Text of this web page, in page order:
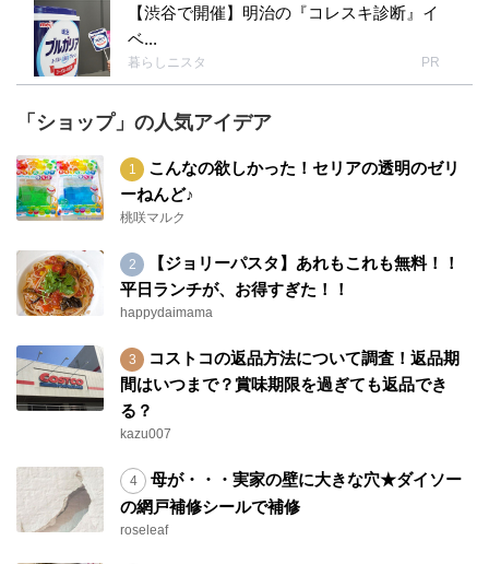
【渋谷で開催】明治の『コレスキ診断』イ
ベ...
暮らしニスタ PR
「ショップ」の人気アイデア
こんなの欲しかった！セリアの透明のゼリ
ーねんど♪
桃咲マルク
【ジョリーパスタ】あれもこれも無料！！
平日ランチが、お得すぎた！！
happydaimama
コストコの返品方法について調査！返品期
間はいつまで？賞味期限を過ぎても返品でき
る？
kazu007
母が・・・実家の壁に大きな穴★ダイソー
の網戸補修シールで補修
roseleaf